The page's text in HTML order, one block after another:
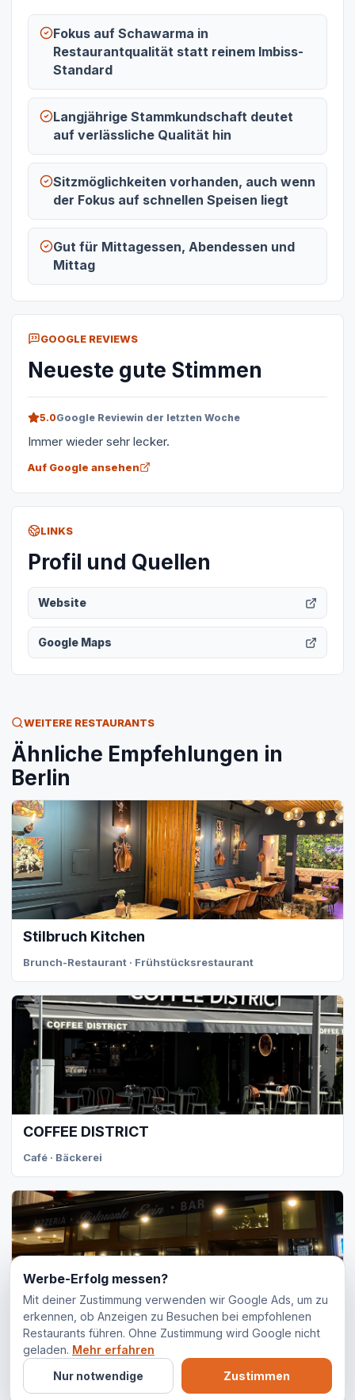
Fokus auf Schawarma in
Restaurantqualität statt reinem Imbiss-
Standard
Langjährige Stammkundschaft deutet
auf verlässliche Qualität hin
Sitzmöglichkeiten vorhanden, auch wenn
der Fokus auf schnellen Speisen liegt
Gut für Mittagessen, Abendessen und
Mittag
GOOGLE REVIEWS
Neueste gute Stimmen
5.0Google Reviewin der letzten Woche
Immer wieder sehr lecker.
Auf Google ansehen
LINKS
Profil und Quellen
Website
Google Maps
WEITERE RESTAURANTS
Ähnliche Empfehlungen in
Berlin
Stilbruch Kitchen
Brunch-Restaurant · Frühstücksrestaurant
COFFEE DISTRICT
Café · Bäckerei
Ristorante Evin
Italienisches Restaurant · Pizzeria
Werbe-Erfolg messen?
Mit deiner Zustimmung verwenden wir Google Ads, um zu
erkennen, ob Anzeigen zu Besuchen bei empfohlenen
Restaurants führen. Ohne Zustimmung wird Google nicht
geladen. Mehr erfahren
Nur notwendige
Zustimmen